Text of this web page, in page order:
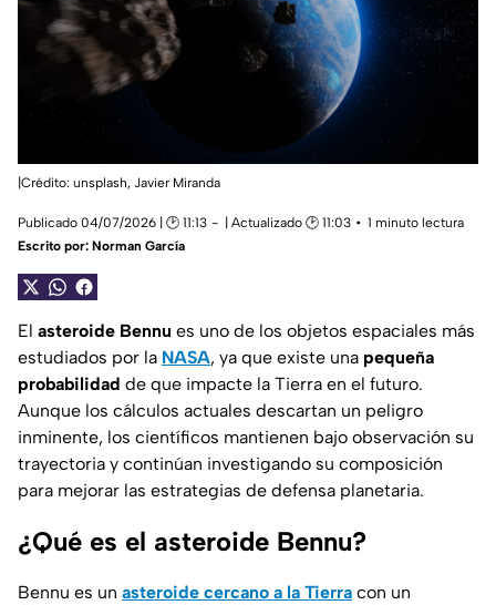
|Crédito: unsplash, Javier Miranda
Publicado 04/07/2026 | 🕑 11:13 | Actualizado 🕑 11:03
1 minuto lectura
Escrito por: Norman García
El asteroide Bennu es uno de los objetos espaciales más
estudiados por la NASA, ya que existe una pequeña
probabilidad de que impacte la Tierra en el futuro.
Aunque los cálculos actuales descartan un peligro
inminente, los científicos mantienen bajo observación su
trayectoria y continúan investigando su composición
para mejorar las estrategias de defensa planetaria.
¿Qué es el asteroide Bennu?
Bennu es un asteroide cercano a la Tierra con un